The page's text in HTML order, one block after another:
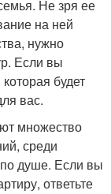
Не зря ее
на ней
нужно
Если вы
будет
вас.
множество
среди
душе. Если вы
ответьте